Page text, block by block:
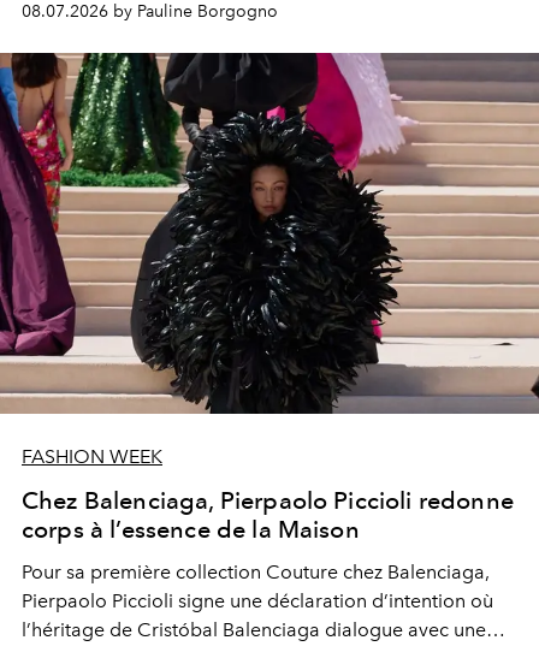
08.07.2026 by Pauline Borgogno
FASHION WEEK
Chez Balenciaga, Pierpaolo Piccioli redonne
corps à l’essence de la Maison
Pour sa première collection Couture chez Balenciaga,
Pierpaolo Piccioli signe une déclaration d’intention où
l’héritage de Cristóbal Balenciaga dialogue avec une